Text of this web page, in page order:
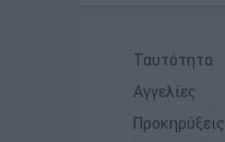
Ταυτότητα
Αγγελίες
Προκηρύξεις